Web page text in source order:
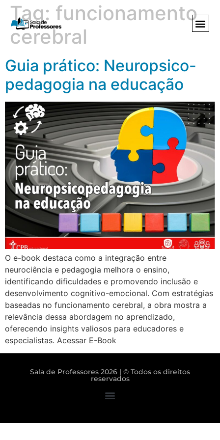
Tag: funcionamento
cerebral
Guia prático: Neuropsico-
pedagogia na educação
O e-book destaca como a integração entre
neurociência e pedagogia melhora o ensino,
identificando dificuldades e promovendo inclusão e
desenvolvimento cognitivo-emocional. Com estratégias
baseadas no funcionamento cerebral, a obra mostra a
relevância dessa abordagem no aprendizado,
oferecendo insights valiosos para educadores e
especialistas. Acessar E-Book
Sala de Professores 2026 | © Todos os direitos
reservados